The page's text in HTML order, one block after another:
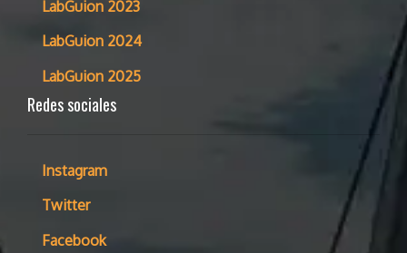
LabGuion 2023
LabGuion 2024
LabGuion 2025
Redes sociales
Instagram
Twitter
Facebook